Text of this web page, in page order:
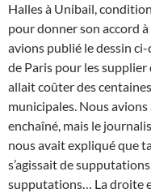
Halles à Unibail,
pour donner son accord
avions publié le dessin
de Paris pour les
allait coûter des
municipales. Nous
enchaîné, mais le
nous avait expliqué que
s’agissait de
supputations… La droite